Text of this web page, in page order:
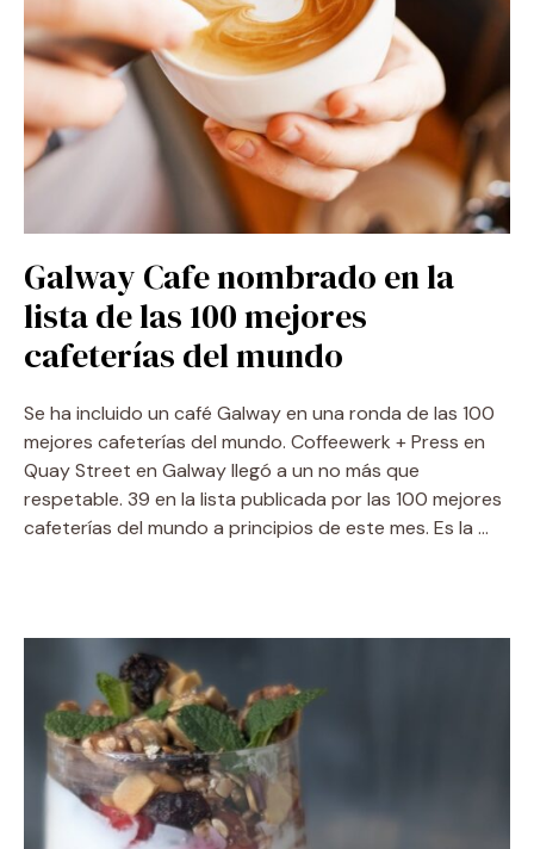
Galway Cafe nombrado en la
lista de las 100 mejores
cafeterías del mundo
Se ha incluido un café Galway en una ronda de las 100
mejores cafeterías del mundo. Coffeewerk + Press en
Quay Street en Galway llegó a un no más que
respetable. 39 en la lista publicada por las 100 mejores
cafeterías del mundo a principios de este mes. Es la …